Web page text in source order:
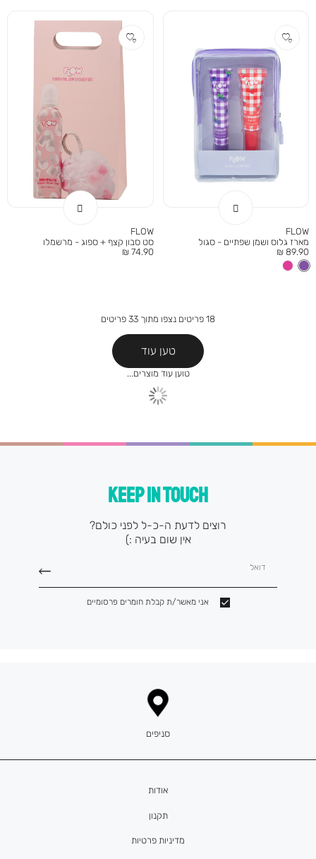
FLOW
מארז גלוס ושמן שפתיים - סגול
מחיר
מוצר
89.90 ₪
FLOW
סט סבון קצף + ספוג - מרשמלו
מחיר
74.90 ₪
18 פריטים נצפו מתוך 33 פריטים
טען עוד
KEEP IN TOUCH
רוצים לדעת ה-כ-ל לפני כולם?
אין שום בעיה :)
דואל
אני מאשר/ת קבלת חומרים פרסומיים
אודות
תקנון
מדיניות פרטיות
סניפים